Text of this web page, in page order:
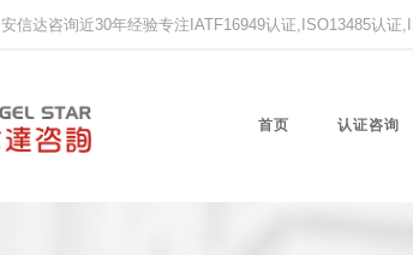
安信达咨询近30年经验专注IATF16949认证,ISO13485认
首页 认证咨询